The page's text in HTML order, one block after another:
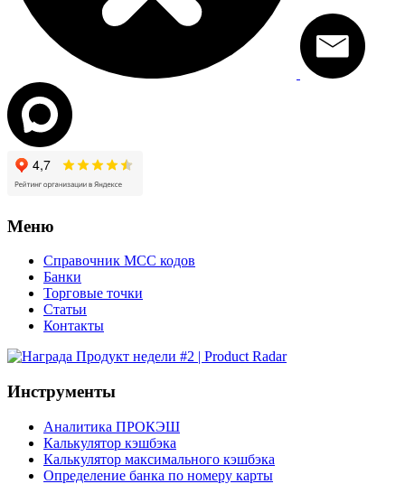
Меню
Справочник MCC кодов
Банки
Торговые точки
Статьи
Контакты
Инструменты
Аналитика ПРОКЭШ
Калькулятор кэшбэка
Калькулятор максимального кэшбэка
Определение банка по номеру карты